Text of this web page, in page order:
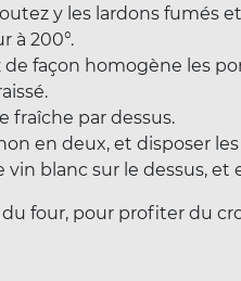
y les lardons fumés
à 200°.
de façon homogène les
fraîche par dessus.
en deux, et disposer
vin blanc sur le dessus, et
four, pour profiter du